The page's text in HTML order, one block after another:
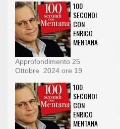
100
SECONDI
CON
ENRICO
MENTANA
Approfondimento 25
Ottobre 2024 ore 19
100
SECONDI
CON
ENRICO
MENTANA